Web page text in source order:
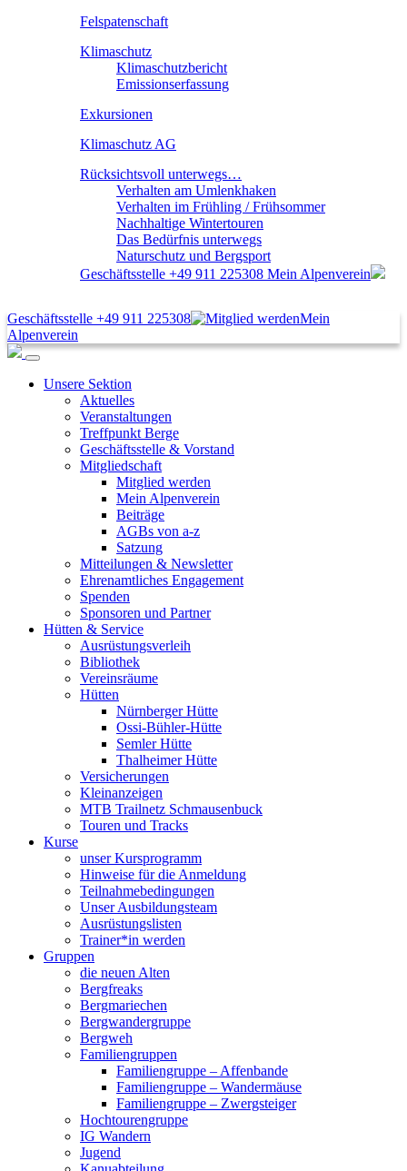
Felspatenschaft
Klimaschutz
Klimaschutzbericht
Emissionserfassung
Exkursionen
Klimaschutz AG
Rücksichtsvoll unterwegs…
Verhalten am Umlenkhaken
Verhalten im Frühling / Frühsommer
Nachhaltige Wintertouren
Das Bedürfnis unterwegs
Naturschutz und Bergsport
Geschäftsstelle +49 911 225308 Mein Alpenverein
Geschäftsstelle +49 911 225308
Mein
Alpenverein
Unsere Sektion
Aktuelles
Veranstaltungen
Treffpunkt Berge
Geschäftsstelle & Vorstand
Mitgliedschaft
Mitglied werden
Mein Alpenverein
Beiträge
AGBs von a-z
Satzung
Mitteilungen & Newsletter
Ehrenamtliches Engagement
Spenden
Sponsoren und Partner
Hütten & Service
Ausrüstungsverleih
Bibliothek
Vereinsräume
Hütten
Nürnberger Hütte
Ossi-Bühler-Hütte
Semler Hütte
Thalheimer Hütte
Versicherungen
Kleinanzeigen
MTB Trailnetz Schmausenbuck
Touren und Tracks
Kurse
unser Kursprogramm
Hinweise für die Anmeldung
Teilnahmebedingungen
Unser Ausbildungsteam
Ausrüstungslisten
Trainer*in werden
Gruppen
die neuen Alten
Bergfreaks
Bergmariechen
Bergwandergruppe
Bergweh
Familiengruppen
Familiengruppe – Affenbande
Familiengruppe – Wandermäuse
Familiengruppe – Zwergsteiger
Hochtourengruppe
IG Wandern
Jugend